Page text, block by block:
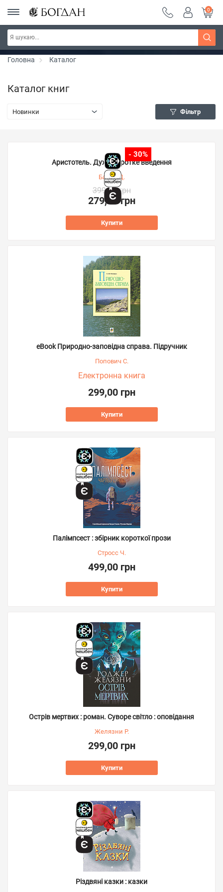
РОЗПРОДАЖ ~ 150 грн ~ 200 грн ~ 250 грн ~
300 грн ~ РОЗПРОДАЖ
Дізнатись більше
0
Головна Каталог
Каталог книг
Новинки Фільтр
- 30%
Аристотель. Дуже коротке введення
Барнс Д.
399,00 грн
279,00 грн
Купити
eBook Природно-заповідна справа. Підручник
Попович С.
Електронна книга
299,00 грн
Купити
Палімпсест : збірник короткої прози
Стросс Ч.
499,00 грн
Купити
Острів мертвих : роман. Суворе світло : оповідання
Желязни Р.
299,00 грн
Купити
Різдвяні казки : казки